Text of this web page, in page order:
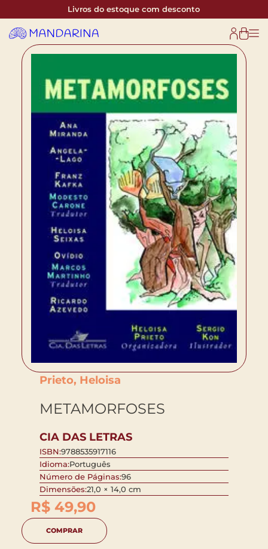
Livros do estoque com desconto
Prieto, Heloisa
METAMORFOSES
CIA DAS LETRAS
ISBN:9788535917116
Idioma:Português
Número de Páginas:96
Dimensões:21,0 × 14,0 cm
R$ 49,90
COMPRAR